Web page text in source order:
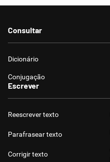
Consultar
Dicionário
Conjugação
Escrever
Reescrever texto
Parafrasear texto
Corrigir texto